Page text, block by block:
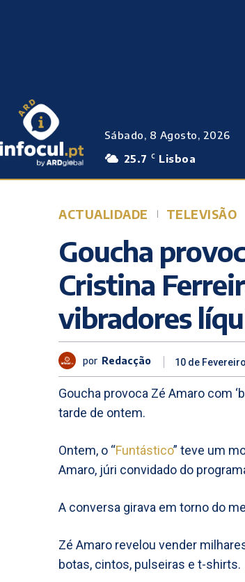
Sábado, 8 Agosto, 2026
25.7
C Lisboa
ACTUALIDADE TELEVISÃO
Goucha
Cristina
vibradores
por Redacção 10 de
Goucha provoca Zé Amaro com
tarde de ontem.
Ontem, o “Funtástico” teve um
Amaro, júri convidado do
A conversa girava em torno do
Zé Amaro revelou vender
botas, cintos, pulseiras e t-shirts.